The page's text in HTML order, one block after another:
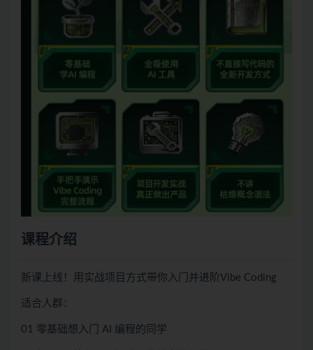
课程介绍
新课上线！用实战项目方式带你入门并进阶Vibe Coding
适合人群：
01 零基础想入门 AI 编程的同学